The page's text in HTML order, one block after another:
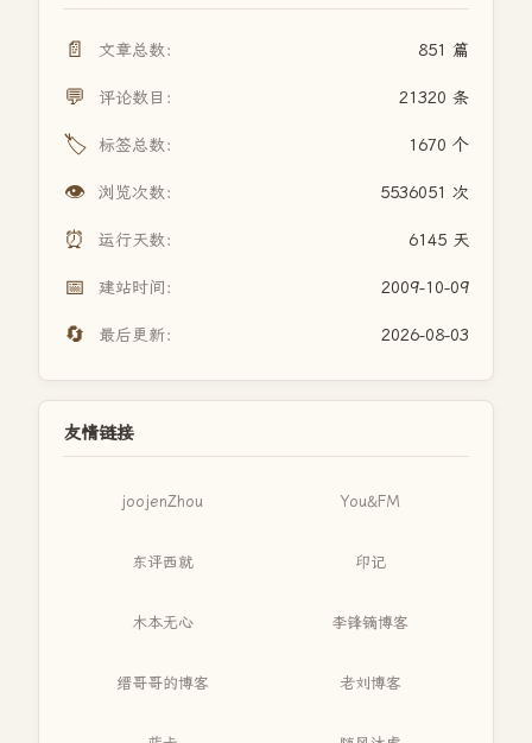
📄 文章总数： 851 篇
💬 评论数目： 21320 条
🏷️ 标签总数： 1670 个
👁️ 浏览次数： 5536051 次
⏰ 运行天数： 6145 天
📅 建站时间： 2009-10-09
🔄 最后更新： 2026-08-03
友情链接
joojenZhou You&FM
东评西就 印记
木本无心 李锋镝博客
缙哥哥的博客 老刘博客